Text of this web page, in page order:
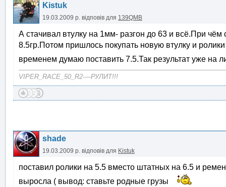
Kistuk
19.03.2009 р. відповів для 139QMB
А стачивал втулку на 1мм- разгон до 63 и всё.При
8.5гр.Потом пришлось покупать новую втулку и
временем думаю поставить 7.5.Так результат уже
VIPER_RACE_50_R2----РУЛИТ!!!
shade
19.03.2009 р. відповів для Kistuk
поставил ролики на 5.5 вместо штатных на 6.5 и
выросла ( вывод: ставьте родные грузы